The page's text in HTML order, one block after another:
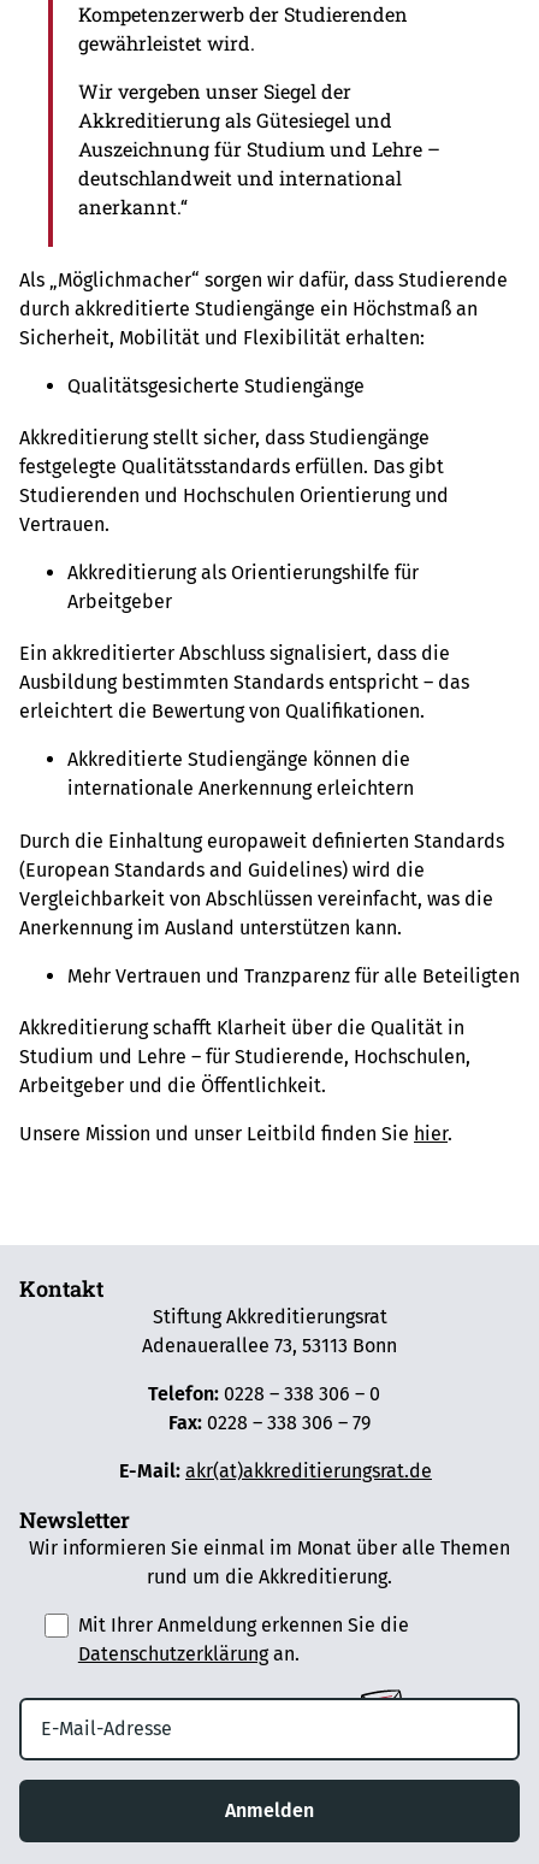
Kompetenzerwerb der Studierenden
gewährleistet wird.
Wir vergeben unser Siegel der
Akkreditierung als Gütesiegel und
Auszeichnung für Studium und Lehre –
deutschlandweit und international
anerkannt.“
Als „Möglichmacher“ sorgen wir dafür, dass Studierende
durch akkreditierte Studiengänge ein Höchstmaß an
Sicherheit, Mobilität und Flexibilität erhalten:
Qualitätsgesicherte Studiengänge
Akkreditierung stellt sicher, dass Studiengänge
festgelegte Qualitätsstandards erfüllen. Das gibt
Studierenden und Hochschulen Orientierung und
Vertrauen.
Akkreditierung als Orientierungshilfe für
Arbeitgeber
Ein akkreditierter Abschluss signalisiert, dass die
Ausbildung bestimmten Standards entspricht – das
erleichtert die Bewertung von Qualifikationen.
Akkreditierte Studiengänge können die
internationale Anerkennung erleichtern
Durch die Einhaltung europaweit definierten Standards
(European Standards and Guidelines) wird die
Vergleichbarkeit von Abschlüssen vereinfacht, was die
Anerkennung im Ausland unterstützen kann.
Mehr Vertrauen und Tranzparenz für alle Beteiligten
Akkreditierung schafft Klarheit über die Qualität in
Studium und Lehre – für Studierende, Hochschulen,
Arbeitgeber und die Öffentlichkeit.
Unsere Mission und unser Leitbild finden Sie hier.
Kontakt
Stiftung Akkreditierungsrat
Adenauerallee 73, 53113 Bonn
Telefon:0228 – 338 306 – 0
Fax: 0228 – 338 306 – 79
E-Mail: akr(at)akkreditierungsrat.de
Newsletter
Wir informieren Sie einmal im Monat über alle Themen
rund um die Akkreditierung.
Mit Ihrer Anmeldung erkennen Sie die
Datenschutzerklärungan.
Anmelden